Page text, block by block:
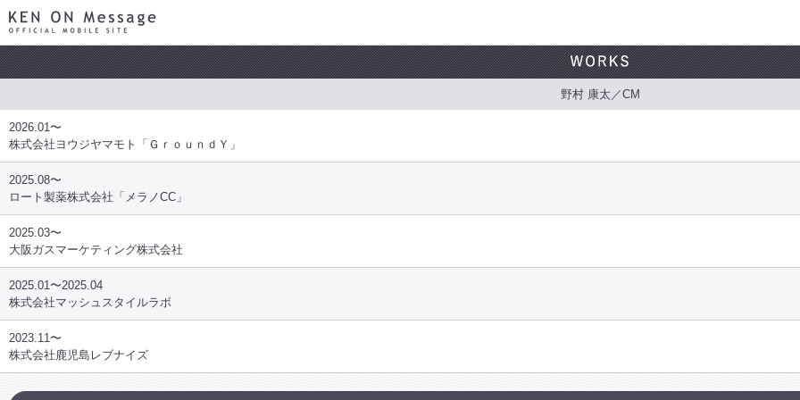
野村 康太／CM
2026.01〜
株式会社ヨウジヤマモト「ＧｒｏｕｎｄＹ」
2025.08〜
ロート製薬株式会社「メラノCC」
2025.03〜
大阪ガスマーケティング株式会社
2025.01〜2025.04
株式会社マッシュスタイルラボ
2023.11〜
株式会社鹿児島レブナイズ